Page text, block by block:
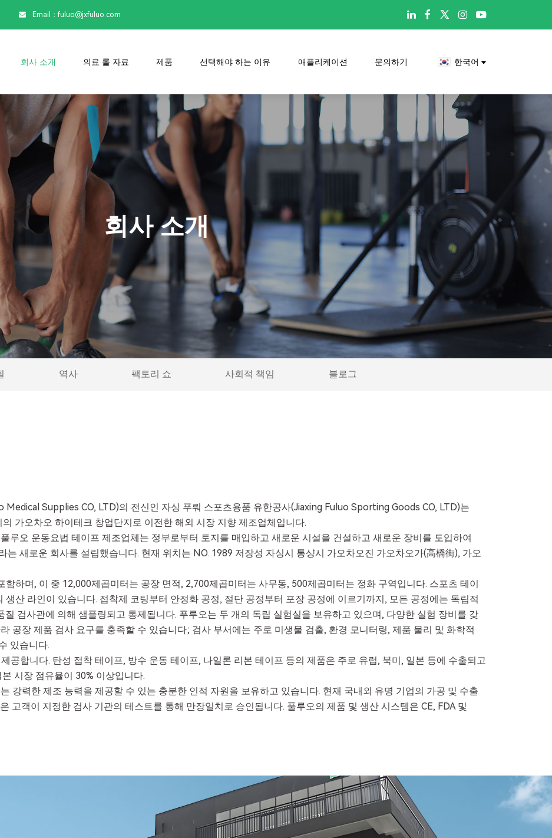
 Email：fuluo@jxfuluo.com 
회사 소개 의료 롤 자료 제품 선택해야 하는 이유 애플리케이션 문의하기 한국어
회사 소개
역사 팩토리 쇼 사회적 책임 블로그
Medical Supplies CO, LTD)의 전신인 자싱 푸뤄 스포츠용품 유한공사(Jiaxing Fuluo Sporting Goods CO, LTD)는
가오차오 하이테크 창업단지로 이전한 해외 시장 지향 제조업체입니다.
루오 운동요법 테이프 제조업체는 정부로부터 토지를 매입하고 새로운 시설을 건설하고 새로운 장비를 도입하여
는 새로운 회사를 설립했습니다. 현재 위치는 NO. 1989 저장성 자싱시 통샹시 가오차오진 가오차오가(高橋街), 가오
하며, 이 중 12,000제곱미터는 공장 면적, 2,700제곱미터는 사무동, 500제곱미터는 정화 구역입니다. 스포츠 테이
생산 라인이 있습니다. 접착제 코팅부터 안정화 공정, 절단 공정부터 포장 공정에 이르기까지, 모든 공정에는 독립적
검사관에 의해 샘플링되고 통제됩니다. 푸루오는 두 개의 독립 실험실을 보유하고 있으며, 다양한 실험 장비를 갖
공장 제품 검사 요구를 충족할 수 있습니다; 검사 부서에는 주로 미생물 검출, 환경 모니터링, 제품 물리 및 화학적
있습니다.
공합니다. 탄성 접착 테이프, 방수 운동 테이프, 나일론 리본 테이프 등의 제품은 주로 유럽, 북미, 일본 등에 수출되고
시장 점유율이 30% 이상입니다.
강력한 제조 능력을 제공할 수 있는 충분한 인적 자원을 보유하고 있습니다. 현재 국내외 유명 기업의 가공 및 수출
고객이 지정한 검사 기관의 테스트를 통해 만장일치로 승인됩니다. 풀루오의 제품 및 생산 시스템은 CE, FDA 및